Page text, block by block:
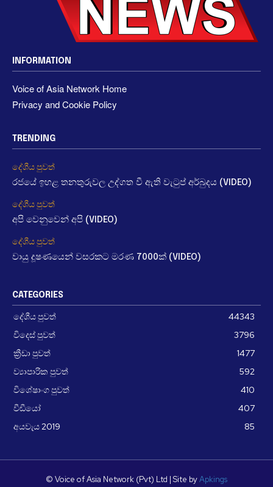
INFORMATION
Voice of Asia Network Home
Privacy and Cookie Policy
TRENDING
දේශීය පුවත්
රජයේ ඉහළ තනතුරුවල උද්ගත වී ඇති වැටුප් අර්බුදය (VIDEO)
දේශීය පුවත්
අපි වෙනුවෙන් අපි (VIDEO)
දේශීය පුවත්
වායු දූෂණයෙන් වසරකට මරණ 7000ක් (VIDEO)
CATEGORIES
දේශීය පුවත්
44343
විදෙස් පුවත්
3796
ක්‍රීඩා පුවත්
1477
ව්‍යාපාරික පුවත්
592
විශේෂාංග පුවත්
410
වීඩීයෝ
407
අයවැය 2019
85
© Voice of Asia Network (Pvt) Ltd | Site byApkings